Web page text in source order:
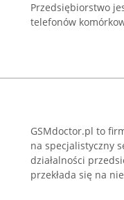
Przedsiębiorstwo
telefonów
GSMdoctor.pl to
na specjalistyczny
działalności
przekłada się na